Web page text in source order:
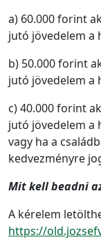
a) 60.000 forint
jutó jövedelem a
b) 50.000 forint
jutó jövedelem a
c) 40.000 forint
jutó jövedelem a
vagy ha a
kedvezményre
Mit kell beadni
A kérelem
https://